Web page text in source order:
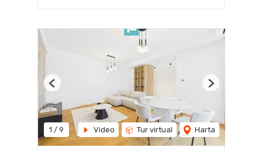
1 / 9 Video Tur virtual Harta
Previous Next